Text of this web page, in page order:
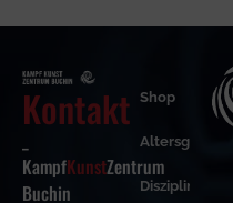
Kontakt
KampfKunstZentrum
Buchin
Shop
Altersgruppen
Disziplinen